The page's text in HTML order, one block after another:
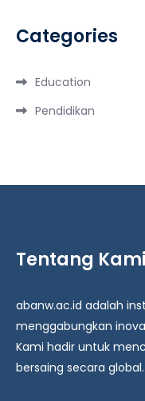
Categories
Education
Pendidikan
Tentang Kami
abanw.ac.id adalah
menggabungkan
Kami hadir untuk
bersaing secara global.